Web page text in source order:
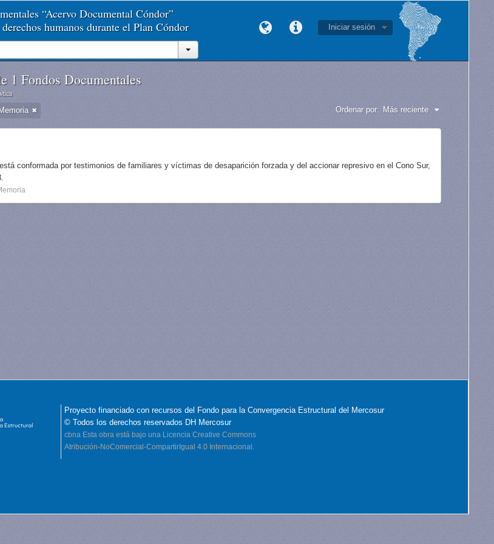
“Acervo Documental Cóndor”
humanos durante el Plan Cóndor
Iniciar sesión
1 Fondos Documentales
Ordenar por: Más reciente
conformada por testimonios de familiares y víctimas de desaparición forzada y del accionar represivo en el Cono Sur,
Proyecto financiado con recursos del Fondo para la Convergencia Estructural del Mercosur
© Todos los derechos reservados DH Mercosur
cbna Esta obra está bajo una Licencia Creative Commons
Atribución-NoComercial-CompartirIgual 4.0 Internacional.